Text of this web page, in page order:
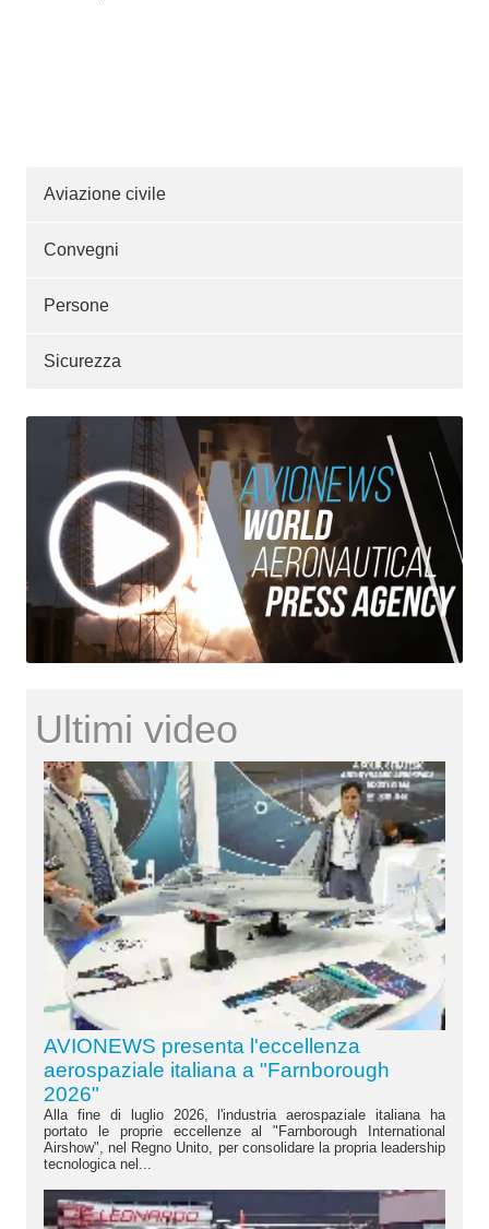
Aviazione civile
Convegni
Persone
Sicurezza
Ultimi video
AVIONEWS presenta l'eccellenza
aerospaziale italiana a "Farnborough
2026"
Alla fine di luglio 2026, l'industria aerospaziale italiana ha
portato le proprie eccellenze al "Farnborough International
Airshow", nel Regno Unito, per consolidare la propria leadership
tecnologica nel...